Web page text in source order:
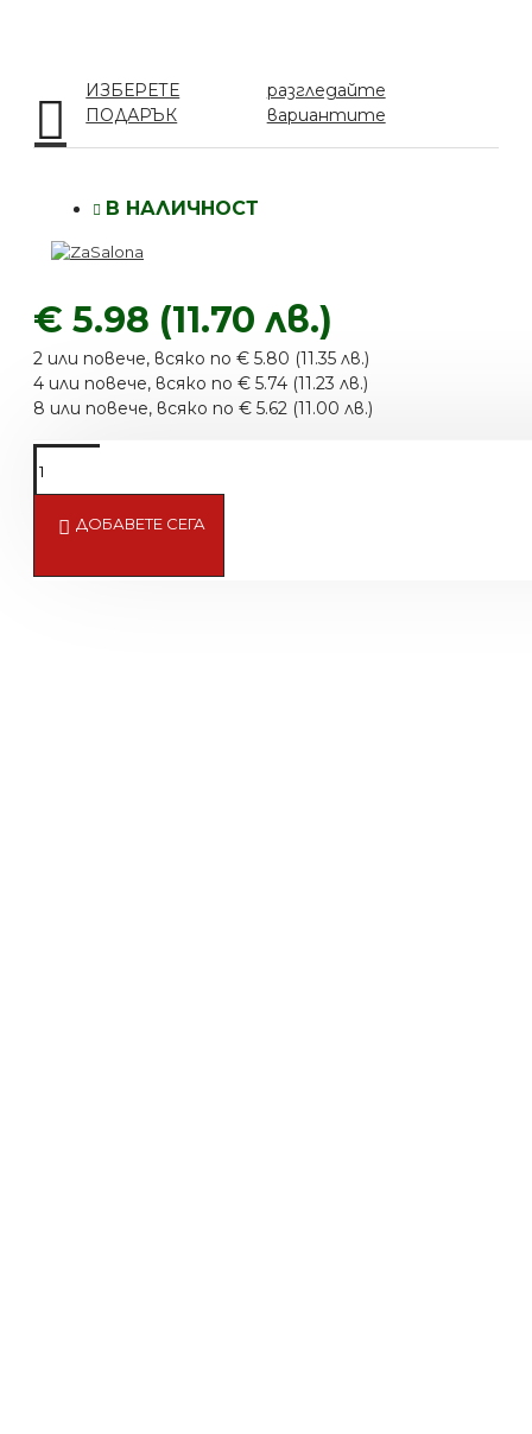
ИЗБЕРЕТЕ
ПОДАРЪК
разгледайте
вариантите
€ 5.98 (11.70 лв.)
2 или повече, всяко по € 5.80 (11.35 лв.)
4 или повече, всяко по € 5.74 (11.23 лв.)
8 или повече, всяко по € 5.62 (11.00 лв.)
В НАЛИЧНОСТ
ДОБАВЕТЕ СЕГА